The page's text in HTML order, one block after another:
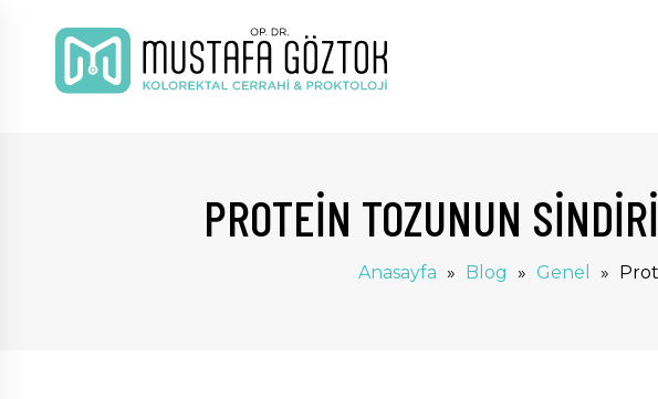
PROTEIN TOZUNUN
Anasayfa » Blog » Genel »